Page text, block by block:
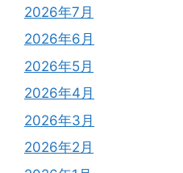
2026年7月
2026年6月
2026年5月
2026年4月
2026年3月
2026年2月